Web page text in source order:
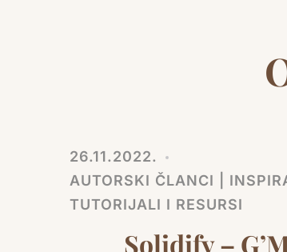
26.11.2022.
AUTORSKI ČLANCI |
TUTORIJALI I RESURSI
Solidify –